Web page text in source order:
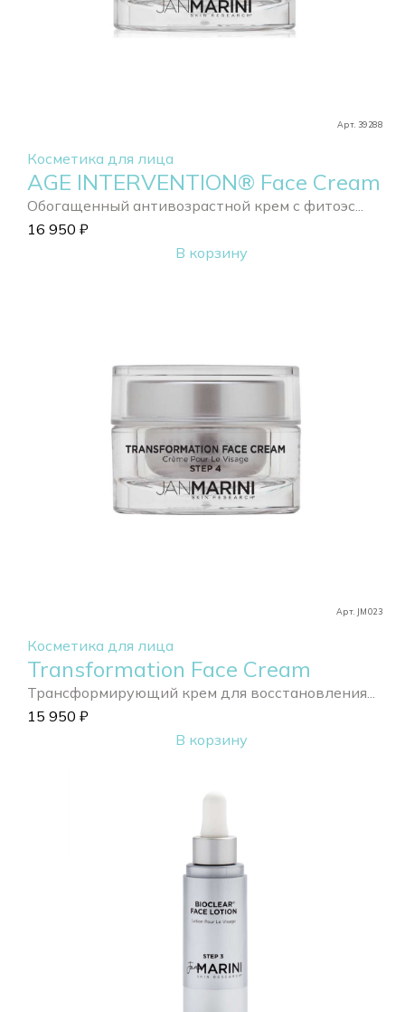
Арт. 39288
Косметика для лица
AGE INTERVENTION® Face Cream
Обогащенный антивозрастной крем с фитоэс...
16 950 ₽
В корзину
Арт. JM023
Косметика для лица
Transformation Face Cream
Трансформирующий крем для восстановления...
15 950 ₽
В корзину